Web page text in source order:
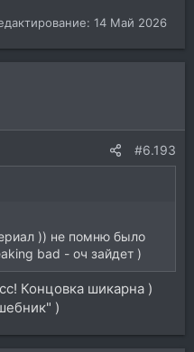
14 Май 2026
#6.193
)) не помню было
bad - оч зайдет )
Концовка шикарна )
)